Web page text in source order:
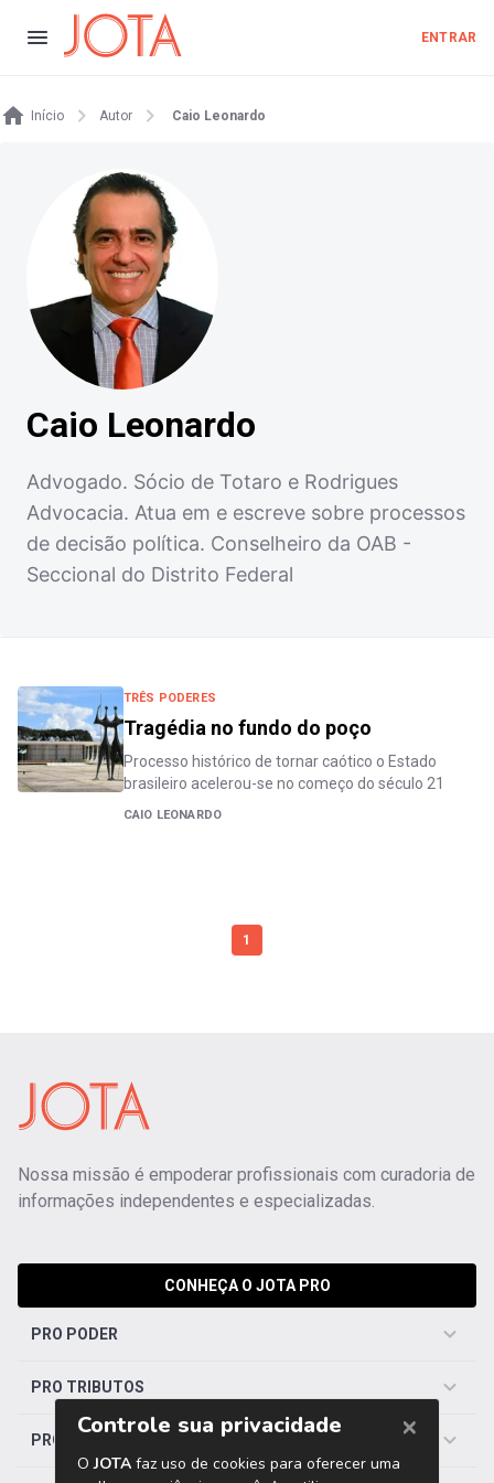
ENTRAR
Início Autor Caio Leonardo
Caio Leonardo
Advogado. Sócio de Totaro e Rodrigues
Advocacia. Atua em e escreve sobre processos
de decisão política. Conselheiro da OAB -
Seccional do Distrito Federal
TRÊS PODERES
Tragédia no fundo do poço
Processo histórico de tornar caótico o Estado
brasileiro acelerou-se no começo do século 21
CAIO LEONARDO
1
Nossa missão é empoderar profissionais com curadoria de
informações independentes e especializadas.
CONHEÇA O JOTA PRO
PRO PODER
PRO TRIBUTOS
PRO TRABALHISTA